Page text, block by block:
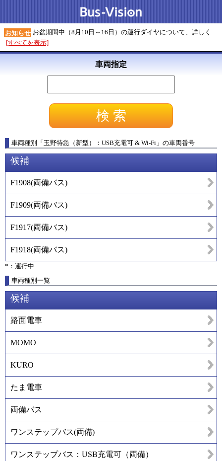
お知らせ お盆期間中（8月10日～16日）の運行ダイヤについて、詳しく
[すべてを表示]
車両指定
車両種別 「玉野特急（新型）：USB充電可 & Wi-Fi 」 の車両番号
候補
F1908(両備バス)
F1909(両備バス)
F1917(両備バス)
F1918(両備バス)
*：運行中
車両種別一覧
候補
路面電車
MOMO
KURO
たま電車
両備バス
ワンステップバス(両備)
ワンステップバス：USB充電可（両備）